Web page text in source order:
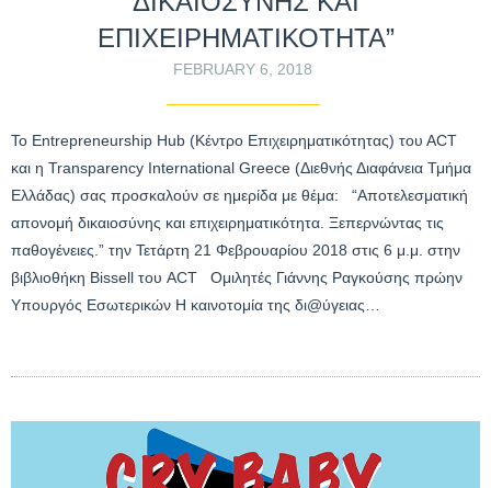
ΕΠΙΧΕΙΡΗΜΑΤΙΚΟΤΗΤΑ”
FEBRUARY 6, 2018
Το Entrepreneurship Hub (Κέντρο Επιχειρηματικότητας) του ΑCT
και η Transparency International Greece (Διεθνής Διαφάνεια Τμήμα
Ελλάδας) σας προσκαλούν σε ημερίδα με θέμα: “Αποτελεσματική
απονομή δικαιοσύνης και επιχειρηματικότητα. Ξεπερνώντας τις
παθογένειες.” την Τετάρτη 21 Φεβρουαρίου 2018 στις 6 μ.μ. στην
βιβλιοθήκη Bissell του ACT Ομιλητές Γιάννης Ραγκούσης πρώην
Υπουργός Εσωτερικών Η καινοτομία της δι@ύγειας…